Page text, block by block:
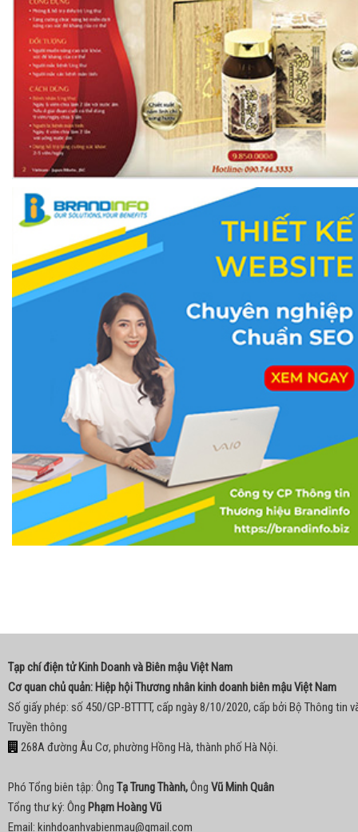
Tạp chí điện tử Kinh Doanh và Biên mậu Việt Nam
Cơ quan chủ quản: Hiệp hội Thương nhân kinh doanh biên mậu Việt Nam
Số giấy phép: số 450/GP-BTTTT, cấp ngày 8/10/2020, cấp bởi Bộ Thông tin
Truyền thông
268A đường Âu Cơ, phường Hồng Hà, thành phố Hà Nội.
Phó Tổng biên tập: Ông Tạ Trung Thành,Ông Vũ Minh Quân
Tổng thư ký: Ông Phạm Hoàng Vũ
Email: kinhdoanhvabienmau@gmail.com